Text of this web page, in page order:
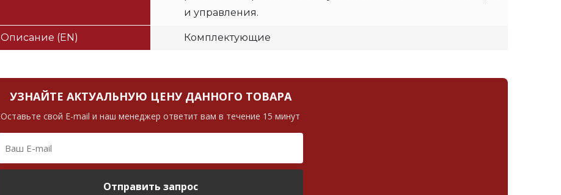
и управления.
Описание (EN) Комплектующие
УЗНАЙТЕ АКТУАЛЬНУЮ ЦЕНУ ДАННОГО ТОВАРА
Оставьте свой E-mail и наш менеджер ответит вам в течение 15 минут
Отправить запрос